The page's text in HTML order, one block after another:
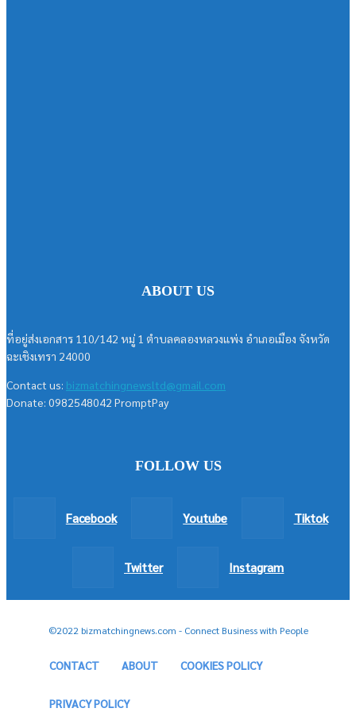
ABOUT US
ที่อยู่ส่งเอกสาร 110/142 หมู่ 1 ตำบลคลองหลวงแพ่ง อำเภอเมือง จังหวัด
ฉะเชิงเทรา 24000
Contact us: bizmatchingnewsltd@gmail.com
Donate: 0982548042 PromptPay
FOLLOW US
Facebook Youtube Tiktok
Twitter Instagram
©2022 bizmatchingnews.com - Connect Business with People
CONTACT ABOUT COOKIES POLICY
PRIVACY POLICY